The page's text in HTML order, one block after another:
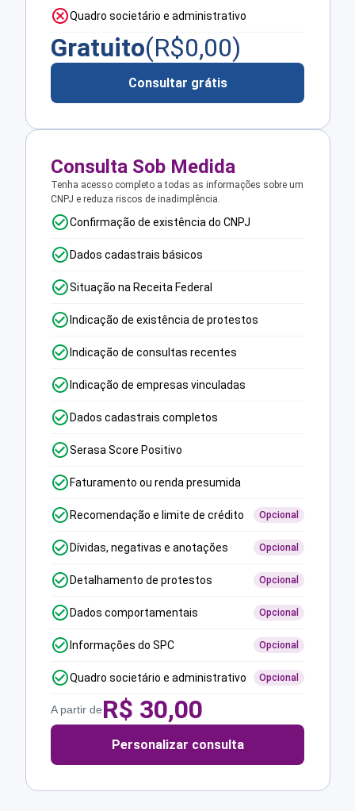
Quadro societário e administrativo
Gratuito(R$0,00)
Consultar grátis
Consulta Sob Medida
Tenha acesso completo a todas as informações sobre um
CNPJ e reduza riscos de inadimplência.
Confirmação de existência do CNPJ
Dados cadastrais básicos
Situação na Receita Federal
Indicação de existência de protestos
Indicação de consultas recentes
Indicação de empresas vinculadas
Dados cadastrais completos
Serasa Score Positivo
Faturamento ou renda presumida
Recomendação e limite de crédito Opcional
Dívidas, negativas e anotações Opcional
Detalhamento de protestos Opcional
Dados comportamentais Opcional
Informações do SPC Opcional
Quadro societário e administrativo Opcional
A partir deR$ 30,00
Personalizar consulta